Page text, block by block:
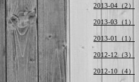
2013-04（2）
2013-03（1）
2013-01（1）
2012-12（3）
2012-10（4）